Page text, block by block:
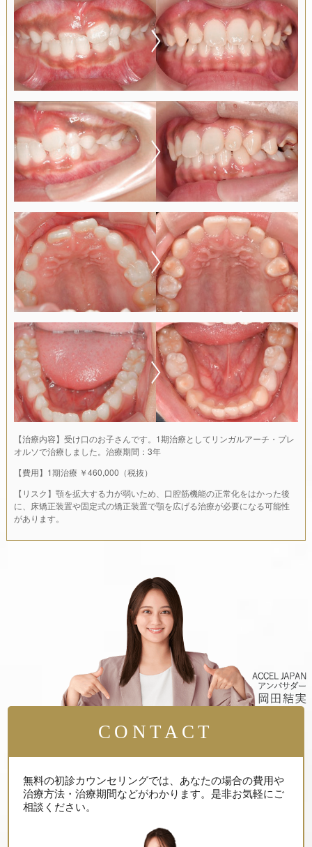
【治療内容】受け口のお子さんです。1期治療としてリンガルアーチ・プレ
オルソで治療しました。治療期間：3年
【費用】1期治療 ￥460,000（税抜）
【リスク】顎を拡大する力が弱いため、口腔筋機能の正常化をはかった後
に、床矯正装置や固定式の矯正装置で顎を広げる治療が必要になる可能性
があります。
CONTACT
無料の初診カウンセリングでは、 あなたの場合の費用や
治療方法・治療期間などがわかります。 是非お気軽にご
相談ください。